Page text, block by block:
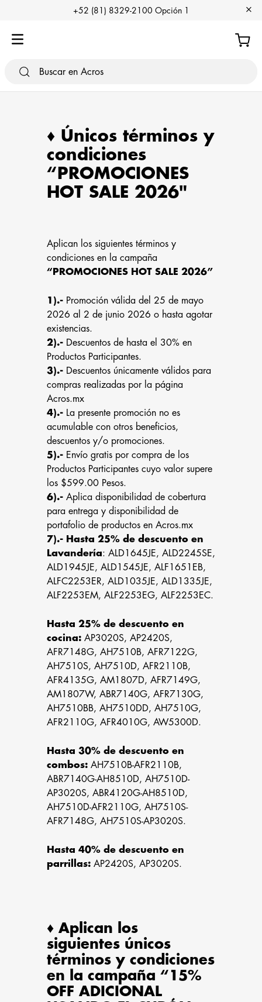
+52 (81) 8329-2100 Opción 1 +
♦️ Únicos términos y
condiciones
“PROMOCIONES
HOT SALE 2026"
Aplican los siguientes términos y
condiciones en la campaña
“PROMOCIONES HOT SALE 2026”
1).- Promoción válida del 25 de mayo
2026 al 2 de junio 2026 o hasta agotar
existencias.
2).- Descuentos de hasta el 30% en
Productos Participantes.
3).- Descuentos únicamente válidos para
compras realizadas por la página
Acros.mx
4).- La presente promoción no es
acumulable con otros beneficios,
descuentos y/o promociones.
5).- Envío gratis por compra de los
Productos Participantes cuyo valor supere
los $599.00 Pesos.
6).- Aplica disponibilidad de cobertura
para entrega y disponibilidad de
portafolio de productos en Acros.mx
7).- Hasta 25% de descuento en
Lavandería: ALD1645JE, ALD2245SE,
ALD1945JE, ALD1545JE, ALF1651EB,
ALFC2253ER, ALD1035JE, ALD1335JE,
ALF2253EM, ALF2253EG, ALF2253EC.
Hasta 25% de descuento en
cocina: AP3020S, AP2420S,
AFR7148G, AH7510B, AFR7122G,
AH7510S, AH7510D, AFR2110B,
AFR4135G, AM1807D, AFR7149G,
AM1807W, ABR7140G, AFR7130G,
AH7510BB, AH7510DD, AH7510G,
AFR2110G, AFR4010G, AW5300D.
Hasta 30% de descuento en
combos: AH7510B-AFR2110B,
ABR7140G-AH8510D, AH7510D-
AP3020S, ABR4120G-AH8510D,
AH7510D-AFR2110G, AH7510S-
AFR7148G, AH7510S-AP3020S.
Hasta 40% de descuento en
parrillas: AP2420S, AP3020S.
♦️ Aplican los
siguientes únicos
términos y condiciones
en la campaña “15%
OFF ADICIONAL